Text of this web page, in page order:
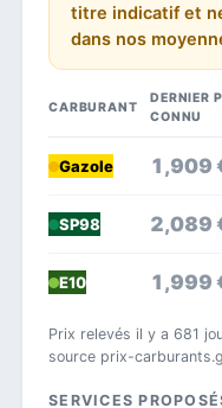
titre indicatif et
dans nos
CARBURANT
DERNIER
CONNU
Gazole 1,909
SP98 2,089
E10 1,999
Prix relevés il y a 681
source prix-
SERVICES